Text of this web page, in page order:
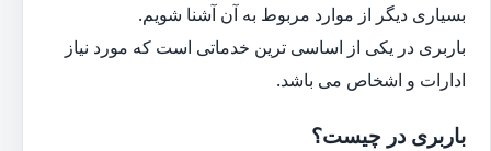
بسیاری دیگر از موارد مربوط به آن آشنا شویم.
باربری در یکی از اساسی ترین خدماتی است که مورد نیاز
ادارات و اشخاص می باشد.
باربری در چیست؟